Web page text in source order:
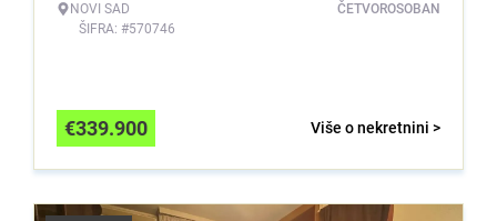
NOVI SAD
ŠIFRA: #570746
ČETVOROSOBAN
Više o nekretnini >
€339.900